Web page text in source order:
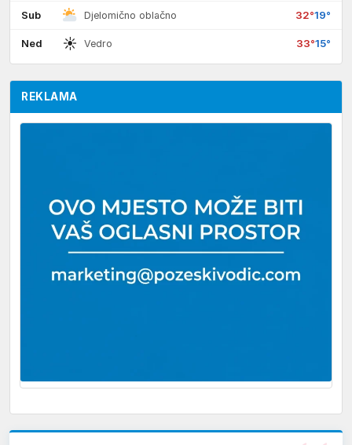
Sub Djelomično oblačno 32°19°
Ned ☀ Vedro 33°15°
REKLAMA